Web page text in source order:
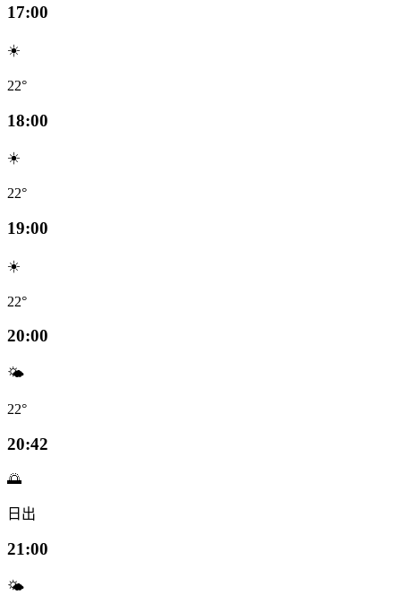
17:00
☀️
22°
18:00
☀️
22°
19:00
☀️
22°
20:00
🌤️
22°
20:42
🌅
日出
21:00
🌤️